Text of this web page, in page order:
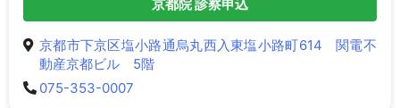
京都院 診察申込
京都市下京区塩小路通烏丸西入東塩小路町614 関電不
動産京都ビル 5階
075-353-0007